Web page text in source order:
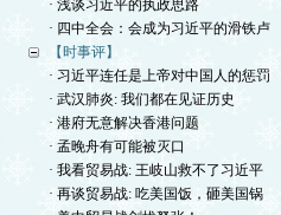
· 浅谈习近平的执政思路
· 四中全会：会成为习近平的滑铁卢
【时事评】
· 习近平连任是上帝对中国人的惩罚
· 武汉肺炎: 我们都在见证历史
· 港府无意解决香港问题
· 孟晚舟有可能被灭口
· 我看贸易战: 王岐山救不了习近平
· 再谈贸易战: 吃美国饭，砸美国锅